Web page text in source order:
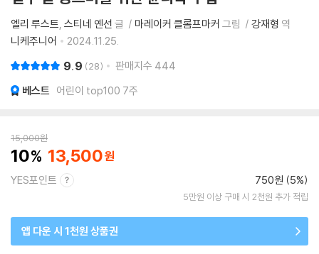
엘리 루스트 스티네 옌선 글 마레이커 클롬프마커 그림 강재형 역
니케주니어
2024.11.25.
9.9 28 판매지수 444
베스트 어린이 top100 7주
15,000원
10 13,500
YES포인트 750원 (5%)
5만원 이상 구매 시 2천원 추가 적립
앱 다운 시 1천원 상품권